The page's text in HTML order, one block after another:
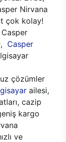
Nirvana
çok kolay!
Casper
çözümler
ailesi,
cazip
kargo
ve